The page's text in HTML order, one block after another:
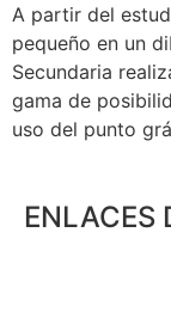
A partir del
pequeño en un
Secundaria
gama de
uso del punto
ENLACES